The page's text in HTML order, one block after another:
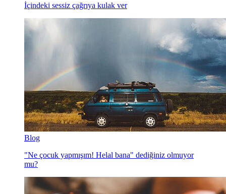
İçindeki sessiz çağrıya kulak ver
Blog
"Ne çocuk yapmışım! Helal bana" dediğiniz olmuyor
mu?